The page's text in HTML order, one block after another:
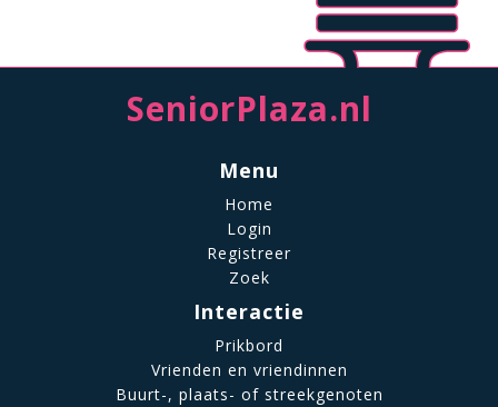
SeniorPlaza.nl
Menu
Home
Login
Registreer
Zoek
Interactie
Prikbord
Vrienden en vriendinnen
Buurt-, plaats- of streekgenoten